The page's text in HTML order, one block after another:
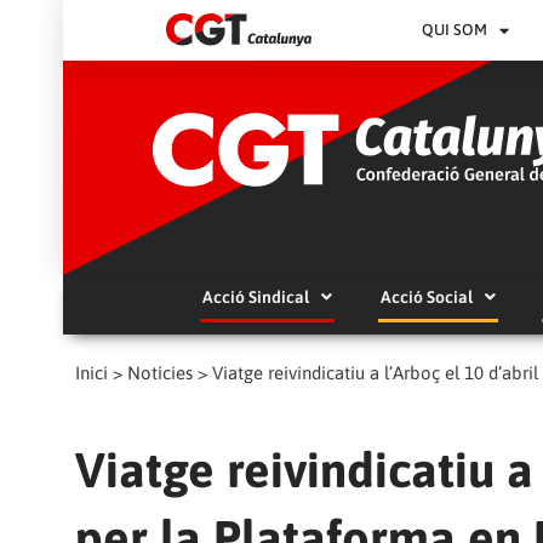
QUI SOM
Acció Sindical Acció Social
Inici > Notícies > Viatge reivindicatiu a l’Arboç el 10
Viatge reivindicatiu a